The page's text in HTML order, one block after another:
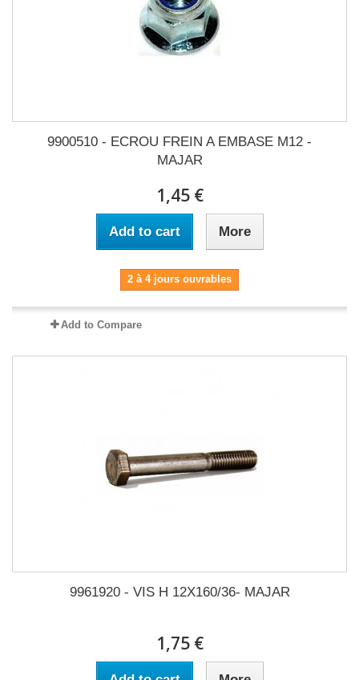
9900510 - ECROU FREIN A EMBASE M12 -
MAJAR
1,45 €
Add to cart More
2 à 4 jours ouvrables
Add to Compare
9961920 - VIS H 12X160/36- MAJAR
1,75 €